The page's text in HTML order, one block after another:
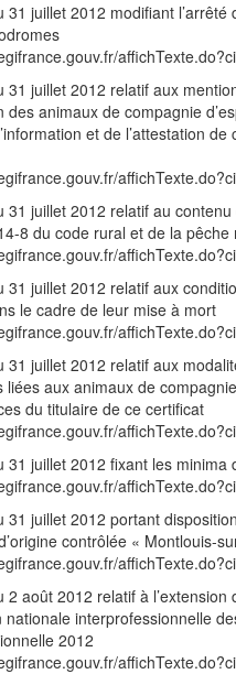
31 juillet 2012 modifiant
31 juillet 2012 relatif aux
des animaux de compagnie
et de l’attestation
31 juillet 2012 relatif au
8 du code rural et de la pêche
31 juillet 2012 relatif aux
le cadre de leur mise à mort
31 juillet 2012 relatif aux
liées aux animaux de
du titulaire de ce certificat
31 juillet 2012 fixant les
31 juillet 2012 portant
contrôlée « Montlouis-
2 août 2012 relatif à
nationale interprofessionnelle
2012